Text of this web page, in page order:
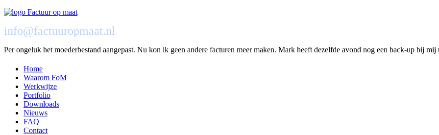
info@factuuropmaat.nl
Per ongeluk het moederbestand aangepast. Nu kon ik geen andere facturen meer maken. Mark heeft dezelfde avond nog een back-up bij mij
Home
Waarom FoM
Werkwijze
Portfolio
Downloads
Nieuws
FAQ
Contact